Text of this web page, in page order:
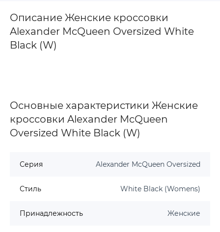
Описание Женские кроссовки
Alexander McQueen Oversized White
Black (W)
Основные характеристики Женские
кроссовки Alexander McQueen
Oversized White Black (W)
Серия Alexander McQueen Oversized
Стиль White Black (Womens)
Принадлежность Женские